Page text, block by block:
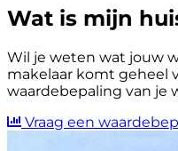
Wat is mijn
Wil je weten wat jouw
makelaar komt geheel
waardebepaling van je
Vraag een